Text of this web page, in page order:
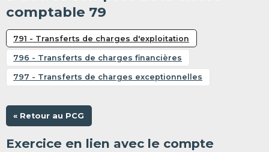
comptable 79
791 - Transferts de charges d'exploitation
796 - Transferts de charges financières
797 - Transferts de charges exceptionnelles
« Retour au PCG
Exercice en lien avec le compte